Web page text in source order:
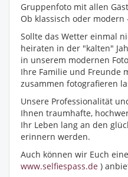
Gruppenfoto mit allen
Ob klassisch oder
Sollte das Wetter einmal
heiraten in der "kalten"
in unserem modernen
Ihre Familie und Freunde
zusammen fotografieren
Unsere Professionalität
Ihnen traumhafte,
Ihr Leben lang an den
erinnern werden.
Auch können wir Euch
www.selfiespass.de )